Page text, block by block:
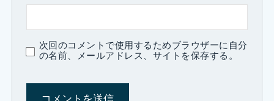
次回のコメントで使用するためブラウザーに自分
の名前、メールアドレス、サイトを保存する。